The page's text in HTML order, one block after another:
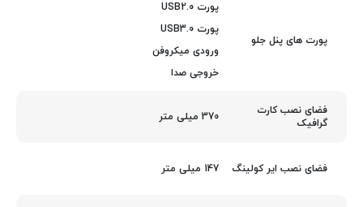
پورت های پنل جلو
پورت USB2.0
پورت USB3.0
ورودی میکروفن
خروجی صدا
فضای نصب کارت
گرافیک
370 میلی متر
فضای نصب ایر کولینگ 147 میلی متر